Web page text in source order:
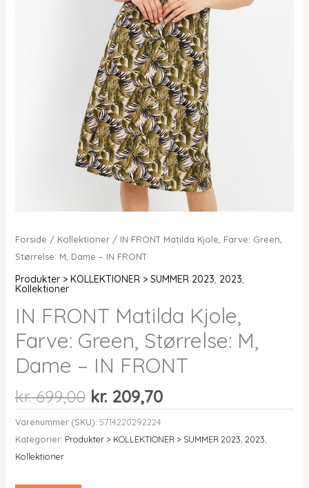
Forside / Kollektioner/ IN FRONT Matilda Kjole, Farve: Green,
Størrelse: M, Dame – IN FRONT
Produkter > KOLLEKTIONER > SUMMER 2023, 2023,
Kollektioner
IN FRONT Matilda Kjole,
Farve: Green, Størrelse: M,
Dame – IN FRONT
kr.699,00 Den
oprindelige
pris
var:
kr.209,70Den
aktuelle
er:
Varenummer (SKU): 5714220292224
Kategorier: Produkter > KOLLEKTIONER > SUMMER 2023, 2023,
Kollektioner